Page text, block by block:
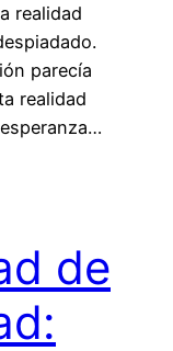
realidad
parecía
realidad
de